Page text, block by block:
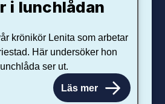
i lunchlådan
krönikör Lenita som arbetar
Här undersöker hon
ser ut.
Läs mer